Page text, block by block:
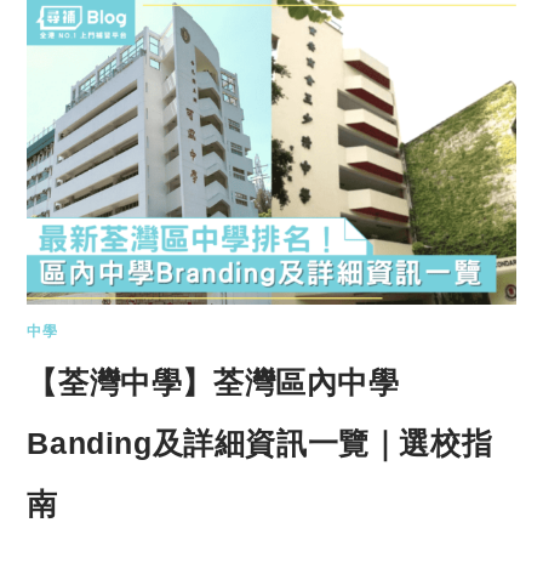
中學
【荃灣中學】荃灣區內中學
Banding及詳細資訊一覽｜選校指
南